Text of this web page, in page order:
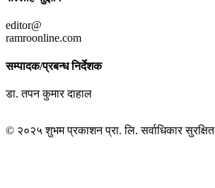
editor@
ramroonline.com
सम्पादक/प्रबन्ध निर्देशक
डा. तपन कुमार दाहाल
© २०२५ शुभम प्रकाशन प्रा. लि. सर्वाधिकार सुरक्षित